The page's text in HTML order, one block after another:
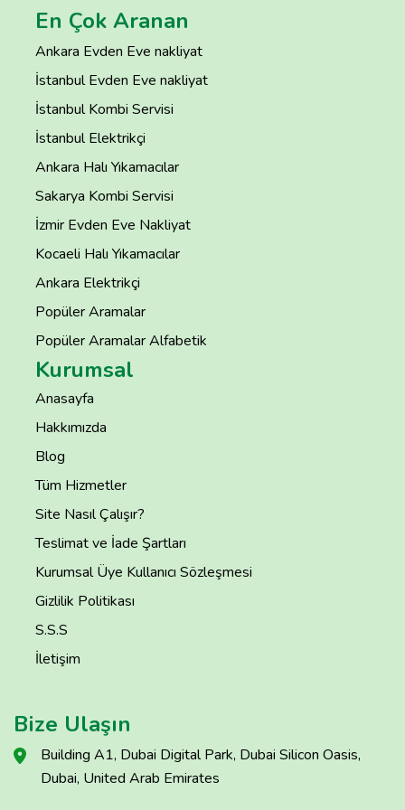
En Çok Aranan
Ankara Evden Eve nakliyat
İstanbul Evden Eve nakliyat
İstanbul Kombi Servisi
İstanbul Elektrikçi
Ankara Halı Yıkamacılar
Sakarya Kombi Servisi
İzmir Evden Eve Nakliyat
Kocaeli Halı Yıkamacılar
Ankara Elektrikçi
Popüler Aramalar
Popüler Aramalar Alfabetik
Kurumsal
Anasayfa
Hakkımızda
Blog
Tüm Hizmetler
Site Nasıl Çalışır?
Teslimat ve İade Şartları
Kurumsal Üye Kullanıcı Sözleşmesi
Gizlilik Politikası
S.S.S
İletişim
Bize Ulaşın
Building A1, Dubai Digital Park, Dubai Silicon Oasis,
Dubai, United Arab Emirates